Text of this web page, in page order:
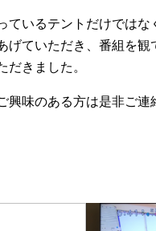
ているテントだけでは
げていただき、番組を
だきました。
興味のある方は是非ご連